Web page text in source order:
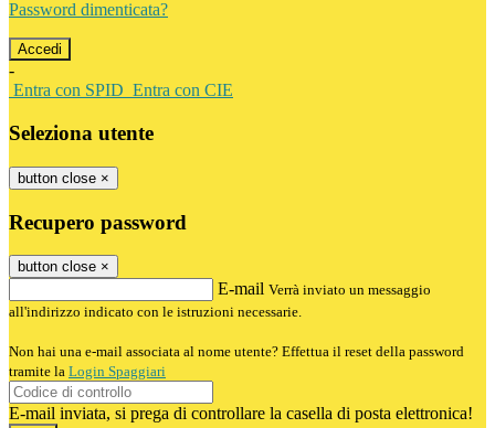
Password dimenticata?
-
Entra con SPID Entra con CIE
Seleziona utente
button close ×
Recupero password
button close ×
E-mail Verrà inviato un messaggio
all'indirizzo indicato con le istruzioni necessarie.
Non hai una e-mail associata al nome utente? Effettua il reset della password
tramite la Login Spaggiari
E-mail inviata, si prega di controllare la casella di posta elettronica!